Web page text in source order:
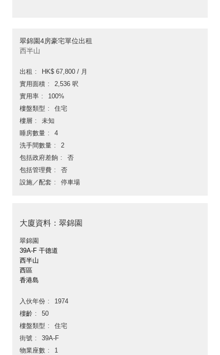
翠錦園4房豪宅單位出租
西半山
出租
HK$ 67,800 / 月
實用面積
2,536 呎
實用率
100%
樓盤類型
住宅
樓層
未知
睡房數量
4
洗手間數量
2
包括政府差餉
否
包括管理費
否
設施／配套
停車場
大廈資料：翠錦園
翠錦園
39A-F 干德道
西半山
西區
香港島
入伙年份
1974
樓齡
50
樓盤類型
住宅
街號
39A-F
物業座數
1